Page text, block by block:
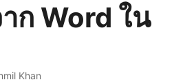
ก Word ใน
Khan